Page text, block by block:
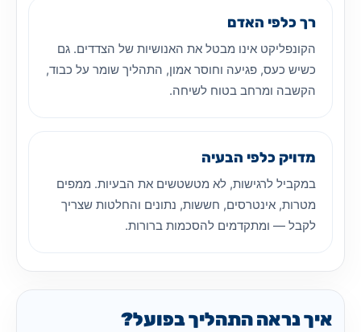
רך כלפי האדם
הקונפליקט אינו מבטל את האנושיות של הצדדים. גם
כשיש כעס, פגיעה וחוסר אמון, התהליך שומר על כבוד,
הקשבה ומרחב בטוח לשיחה.
מדויק כלפי הבעיה
במקביל לרגישות, לא מטשטשים את הבעיות. ממפים
מטרות, אינטרסים, חששות, נתונים והחלטות שצריך
לקבל — ומתקדמים להסכמות ברורות.
איך נראה התהליך בפועל?